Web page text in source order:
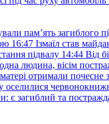
пам’ять
16:47 Ізмаїл став
підвалу 14:44 Від
людина, вісім
отримали почесне
є загиблий та